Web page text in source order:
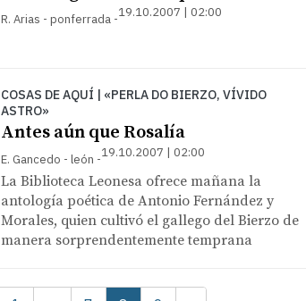
R. Arias - ponferrada 19.10.2007 | 02:00
COSAS DE AQUÍ | «PERLA DO BIERZO, VÍVIDO
ASTRO»
Antes aún que Rosalía
E. Gancedo - león 19.10.2007 | 02:00
La Biblioteca Leonesa ofrece mañana la
antología poética de Antonio Fernández y
Morales, quien cultivó el gallego del Bierzo de
manera sorprendentemente temprana